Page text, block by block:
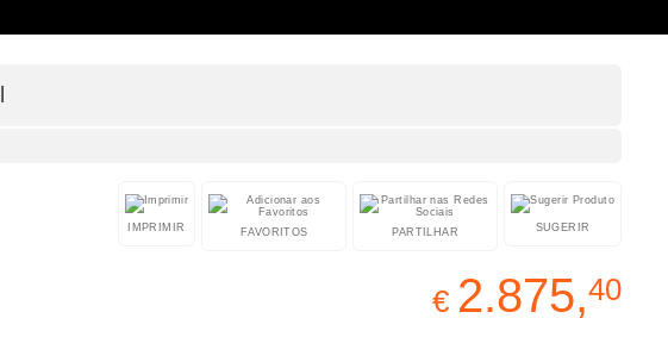
SUGERIR
PARTILHAR
FAVORITOS
IMPRIMIR
€ 2.875,40